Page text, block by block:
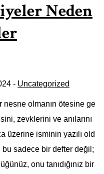
Neden
- Uncategorized
olmanın ötesine ge
zevklerini ve anılarını
üzerine isminin yazılı old
sadece bir defter değil;
onu tanıdığınız bir